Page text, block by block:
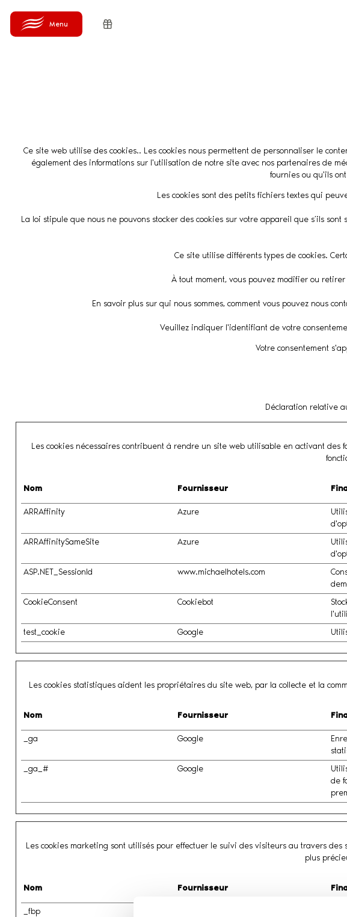
Ce site web utilise des cookies.. Les cookies nous permettent de personnaliser le
également des informations sur l'utilisation de notre site avec nos partenaires de
fournies ou qu'ils
Les cookies sont des petits fichiers textes qui
La loi stipule que nous ne pouvons stocker des cookies sur votre appareil que s’ils
Ce site utilise différents types de cookies.
À tout moment, vous pouvez modifier ou
En savoir plus sur qui nous sommes, comment vous pouvez nous
Veuillez indiquer l'identifiant de votre
Votre consentement
Déclaration relative
Les cookies nécessaires contribuent à rendre un site web utilisable en activant
Nom Fournisseur
ARRAffinity Azure
ARRAffinitySameSite Azure
ASP.NET_SessionId www.michaelhotels.com
CookieConsent Cookiebot
test_cookie Google
Les cookies statistiques aident les propriétaires du site web, par la collecte et la
Nom Fournisseur
_ga Google
_ga_# Google
de
Les cookies marketing sont utilisés pour effectuer le suivi des visiteurs au travers
plus
Nom Fournisseur
_fbp